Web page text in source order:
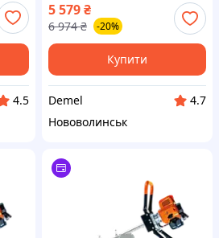
4.5
GA1900)
5 579₴
6 974 ₴ -20%
Купити
Demel
4.7
Нововолинськ